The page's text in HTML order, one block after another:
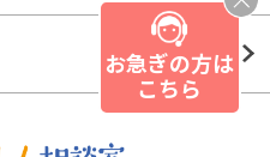
お急ぎの方は
こちら